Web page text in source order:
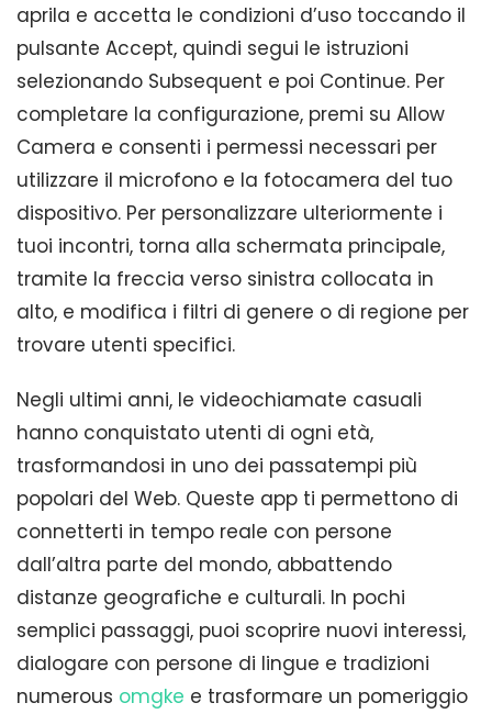
aprila e accetta le condizioni d’uso toccando il
pulsante Accept, quindi segui le istruzioni
selezionando Subsequent e poi Continue. Per
completare la configurazione, premi su Allow
Camera e consenti i permessi necessari per
utilizzare il microfono e la fotocamera del tuo
dispositivo. Per personalizzare ulteriormente i
tuoi incontri, torna alla schermata principale,
tramite la freccia verso sinistra collocata in
alto, e modifica i filtri di genere o di regione per
trovare utenti specifici.
Negli ultimi anni, le videochiamate casuali
hanno conquistato utenti di ogni età,
trasformandosi in uno dei passatempi più
popolari del Web. Queste app ti permettono di
connetterti in tempo reale con persone
dall’altra parte del mondo, abbattendo
distanze geografiche e culturali. In pochi
semplici passaggi, puoi scoprire nuovi interessi,
dialogare con persone di lingue e tradizioni
numerous omgke e trasformare un pomeriggio